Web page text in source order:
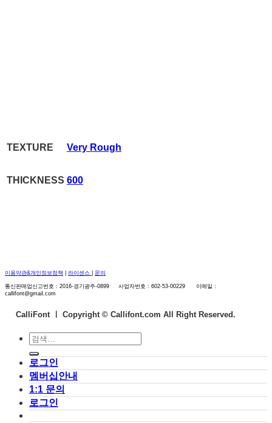
TEXTURE Very Rough
THICKNESS 600
이용약관&개인정보정책 라이센스 문의
통신판매업신고번호 : 2016-경기광주-0899 사업자번호 : 602-53-00229 이메일 :
callifont@gmail.com
CalliFont ㅣ Copyright © Callifont.com All Right Reserved.
검
색:
로그인
멤버십안내
1:1 문의
로그인